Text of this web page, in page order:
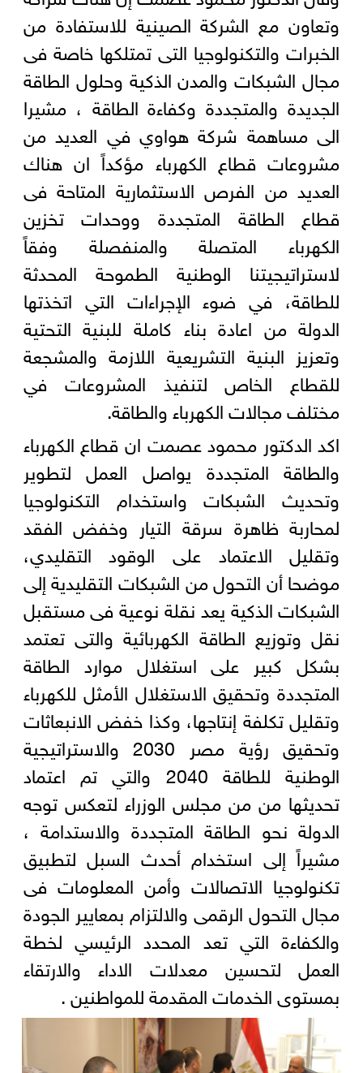
وتعاون مع الشركة الصينية للاستفادة من
الخبرات والتكنولوجيا التى تمتلكها خاصة فى
مجال الشبكات والمدن الذكية وحلول الطاقة
الجديدة والمتجددة وكفاءة الطاقة ، مشيرا
الى مساهمة شركة هواوي في العديد من
مشروعات قطاع الكهرباء مؤكداً ان هناك
العديد من الفرص الاستثمارية المتاحة فى
قطاع الطاقة المتجددة ووحدات تخزين
الكهرباء المتصلة والمنفصلة وفقاً
لاستراتيجيتنا الوطنية الطموحة المحدثة
للطاقة، في ضوء الإجراءات التي اتخذتها
الدولة من اعادة بناء كاملة للبنية التحتية
وتعزيز البنية التشريعية اللازمة والمشجعة
للقطاع الخاص لتنفيذ المشروعات في
مختلف مجالات الكهرباء والطاقة.
اكد الدكتور محمود عصمت ان قطاع الكهرباء
والطاقة المتجددة يواصل العمل لتطوير
وتحديث الشبكات واستخدام التكنولوجيا
لمحاربة ظاهرة سرقة التيار وخفض الفقد
وتقليل الاعتماد على الوقود التقليدي،
موضحا أن التحول من الشبكات التقليدية إلى
الشبكات الذكية يعد نقلة نوعية فى مستقبل
نقل وتوزيع الطاقة الكهربائية والتى تعتمد
بشكل كبير على استغلال موارد الطاقة
المتجددة وتحقيق الاستغلال الأمثل للكهرباء
وتقليل تكلفة إنتاجها، وكذا خفض الانبعاثات
وتحقيق رؤية مصر 2030 والاستراتيجية
الوطنية للطاقة 2040 والتي تم اعتماد
تحديثها من من مجلس الوزراء لتعكس توجه
الدولة نحو الطاقة المتجددة والاستدامة ،
مشيراً إلى استخدام أحدث السبل لتطبيق
تكنولوجيا الاتصالات وأمن المعلومات فى
مجال التحول الرقمى والالتزام بمعايير الجودة
والكفاءة التي تعد المحدد الرئيسي لخطة
العمل لتحسين معدلات الاداء والارتقاء
بمستوى الخدمات المقدمة للمواطنين .